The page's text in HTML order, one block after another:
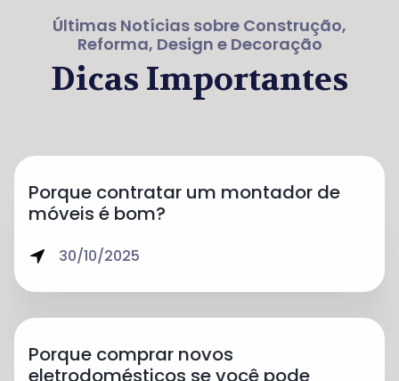
Últimas Notícias sobre Construção,
Reforma, Design e Decoração
Dicas Importantes
Porque contratar um montador de
móveis é bom?
30/10/2025
Porque comprar novos
eletrodomésticos se você pode